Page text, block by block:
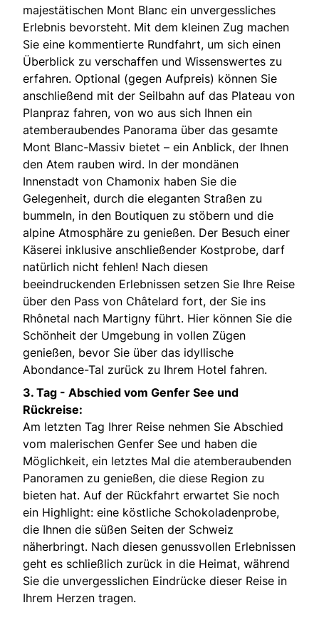
majestätischen Mont Blanc ein unvergessliches
Erlebnis bevorsteht. Mit dem kleinen Zug machen
Sie eine kommentierte Rundfahrt, um sich einen
Überblick zu verschaffen und Wissenswertes zu
erfahren. Optional (gegen Aufpreis) können Sie
anschließend mit der Seilbahn auf das Plateau von
Planpraz fahren, von wo aus sich Ihnen ein
atemberaubendes Panorama über das gesamte
Mont Blanc-Massiv bietet – ein Anblick, der Ihnen
den Atem rauben wird. In der mondänen
Innenstadt von Chamonix haben Sie die
Gelegenheit, durch die eleganten Straßen zu
bummeln, in den Boutiquen zu stöbern und die
alpine Atmosphäre zu genießen. Der Besuch einer
Käserei inklusive anschließender Kostprobe, darf
natürlich nicht fehlen! Nach diesen
beeindruckenden Erlebnissen setzen Sie Ihre Reise
über den Pass von Châtelard fort, der Sie ins
Rhônetal nach Martigny führt. Hier können Sie die
Schönheit der Umgebung in vollen Zügen
genießen, bevor Sie über das idyllische
Abondance-Tal zurück zu Ihrem Hotel fahren.
3. Tag - Abschied vom Genfer See und
Rückreise:
Am letzten Tag Ihrer Reise nehmen Sie Abschied
vom malerischen Genfer See und haben die
Möglichkeit, ein letztes Mal die atemberaubenden
Panoramen zu genießen, die diese Region zu
bieten hat. Auf der Rückfahrt erwartet Sie noch
ein Highlight: eine köstliche Schokoladenprobe,
die Ihnen die süßen Seiten der Schweiz
näherbringt. Nach diesen genussvollen Erlebnissen
geht es schließlich zurück in die Heimat, während
Sie die unvergesslichen Eindrücke dieser Reise in
Ihrem Herzen tragen.